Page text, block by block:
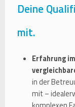
Deine
mit.
Erfahrung
in der
mit –